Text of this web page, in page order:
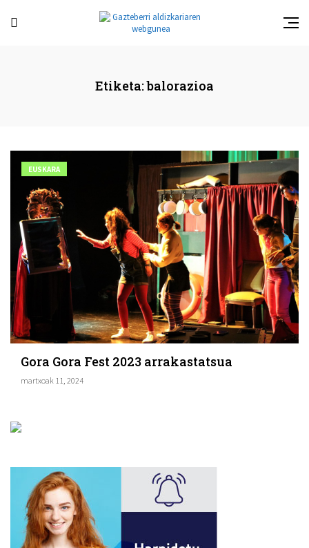
Etiketa:balorazioa
EUSKARA
Gora Gora Fest 2023 arrakastatsua
martxoak 11, 2024